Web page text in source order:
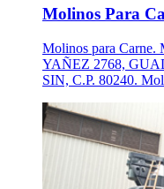
Molinos Para
Molinos para
YAÑEZ 2768,
SIN, C.P. 80240.